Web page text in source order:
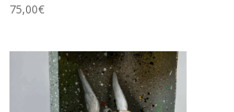
75,00€